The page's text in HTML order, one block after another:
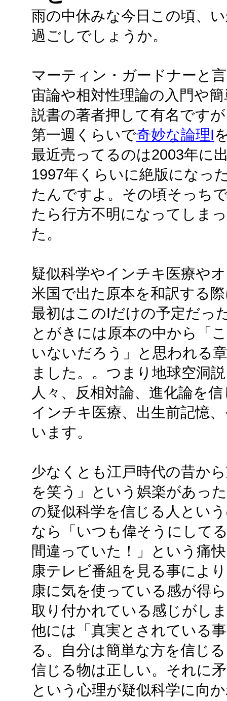
雨の中休みな今日この頃、
過ごしでしょうか。
マーティン・ガードナーと
宙論や相対性理論の入門や
説書の著者押して有名です
第一週くらいで奇妙な論理I
最近売ってるのは2003年に
1997年くらいに絶版になっ
たんですよ。その頃そっち
たら行方不明になってしま
た。
疑似科学やインチキ医療や
米国で出た原本を和訳する
最初はこのIだけの予定だっ
とがきには原本の中から「
いないだろう」と思われる
ました。。つまり地球空洞
人々、反相対論、進化論を
インチキ医療、出生前記憶
います。
少なくとも江戸時代の昔か
を笑う」という娯楽があっ
の疑似科学を信じる人とい
なら「いつも偉そうにして
間違っていた！」という痛
康テレビ番組を見る事によ
康に気を使っている感が得
取り付かれている感じがし
他には「真実とされている
る。自分は簡単な方を信じ
信じる物は正しい。それに
という心理が疑似科学に向